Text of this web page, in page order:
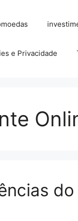
e Privacidade